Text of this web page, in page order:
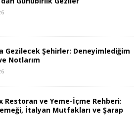
Gezilecek Şehirler: Deneyimlediğim
Notlarım
Restoran ve Yeme-İçme Rehberi:
İtalyan Mutfakları ve Şarap